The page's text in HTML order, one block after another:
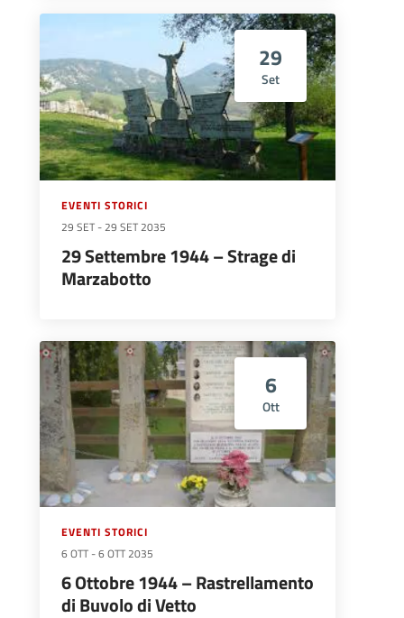
29
Set
EVENTI STORICI
29 SET -29 SET 2035
29 Settembre 1944 – Strage di
Marzabotto
6
Ott
EVENTI STORICI
6 OTT -6 OTT 2035
6 Ottobre 1944 – Rastrellamento
di Buvolo di Vetto